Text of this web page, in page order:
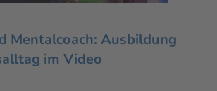
Mentalcoach: Ausbildung
im Video